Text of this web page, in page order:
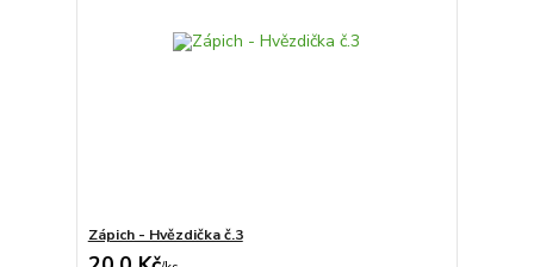
Zápich - Hvězdička č.3